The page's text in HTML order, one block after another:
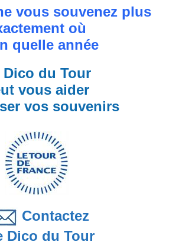
vous souvenez plus
où
quelle année
Dico du Tour
vous aider
vos souvenirs
Contactez
Dico du Tour